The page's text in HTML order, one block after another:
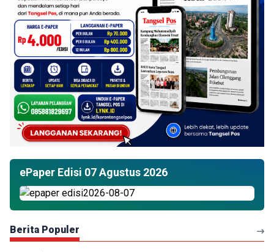
ePaper Edisi 07 Agustus 2026
Berita Populer